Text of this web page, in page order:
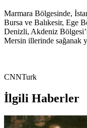
Marmara Bölgesinde,
Bursa ve Balıkesir, Ege
Denizli, Akdeniz
Mersin illerinde sağanak
CNNTurk
İlgili Haberler